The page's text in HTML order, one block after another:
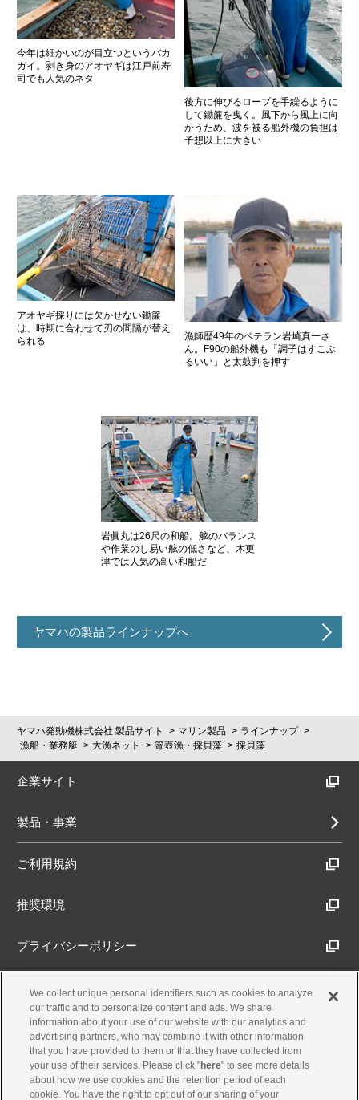
今年は細かいのが目立つというバカ
ガイ。剥き身のアオヤギは江戸前寿
司でも人気のネタ
後方に伸びるロープを手繰るように
して鋤簾を曳く。風下から風上に向
かうため、波を被る船外機の負担は
予想以上に大きい
アオヤギ採りには欠かせない鋤簾
は、時期に合わせて刃の間隔が替え
られる
漁師歴49年のベテラン岩崎真一さ
ん。F90の船外機も「調子はすこぶ
るいい」と太鼓判を押す
岩眞丸は26尺の和船。舷のバランス
や作業のし易い舷の低さなど、木更
津では人気の高い和船だ
ヤマハの製品ラインナップへ
ヤマハ発動機株式会社 製品サイト マリン製品
ラインナップ
漁船・業務艇
大漁ネット 篭壺漁・採貝藻 採貝藻
企業サイト
製品・事業
ご利用規約
推奨環境
プライバシーポリシー
Cookieポリシー
アクセシビリティ方針
古物営業法に基づく表示
We collect unique personal identifiers such as cookies to analyze
our traffic and to personalize content and ads. We share
information about your use of our website with our analytics and
advertising partners, who may combine it with other information
that you have provided to them or that they have collected from
your use of their services. Please click "here" to see more details
about how we use cookies and the retention period of each
cookie. You have the right to opt out of our sharing of your